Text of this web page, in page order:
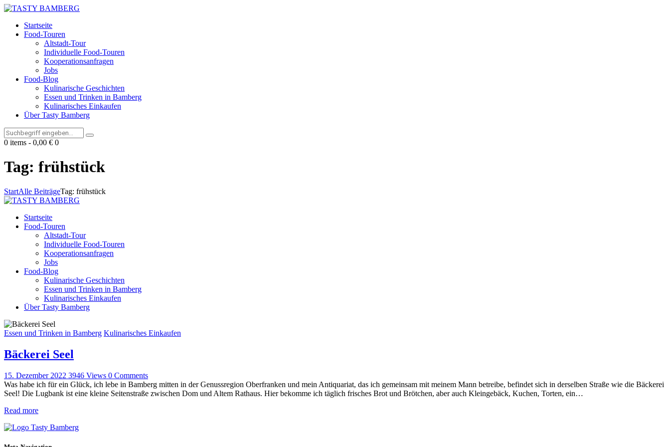
Startseite
Food-Touren
Altstadt-Tour
Individuelle Food-Touren
Kooperationsanfragen
Jobs
Food-Blog
Kulinarische Geschichten
Essen und Trinken in Bamberg
Kulinarisches Einkaufen
Über Tasty Bamberg
0 items - 0,00 € 0
Tag: frühstück
StartAlle BeiträgeTag: frühstück
Startseite
Food-Touren
Altstadt-Tour
Individuelle Food-Touren
Kooperationsanfragen
Jobs
Food-Blog
Kulinarische Geschichten
Essen und Trinken in Bamberg
Kulinarisches Einkaufen
Über Tasty Bamberg
Essen und Trinken in Bamberg Kulinarisches Einkaufen
Bäckerei Seel
15. Dezember 2022 3946 Views 0 Comments
Was habe ich für ein Glück, ich lebe in Bamberg mitten in der Genussregion Oberfranken und mein Antiquariat, das ich gemeinsam mit meinem Mann betreibe, befindet sich in derselben Straße wie die Bäckerei
Seel! Die Lugbank ist eine kleine Seitenstraße zwischen Dom und Altem Rathaus. Hier bekomme ich täglich frisches Brot und Brötchen, aber auch Kleingebäck, Kuchen, Torten, ein…
Read more